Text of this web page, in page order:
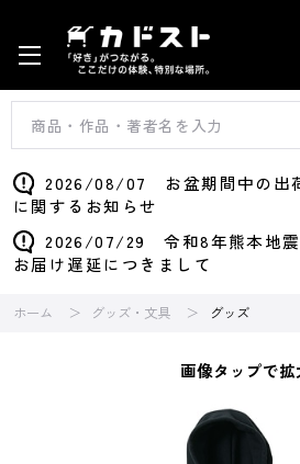
2026/08/07 お盆期間中の出
に関するお知らせ
2026/07/29 令和8年熊本地震
お届け遅延につきまして
ホーム グッズ・文具 グッズ
画像タップで拡